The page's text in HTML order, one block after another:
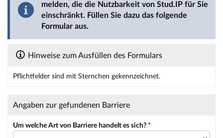
melden, die die Nutzbarkeit von Stud.IP für Sie
einschränkt. Füllen Sie dazu das folgende
Formular aus.
Hinweise zum Ausfüllen des Formulars
Pflichtfelder sind mit Sternchen gekennzeichnet.
Angaben zur gefundenen Barriere
Um welche Art von Barriere handelt es sich? *